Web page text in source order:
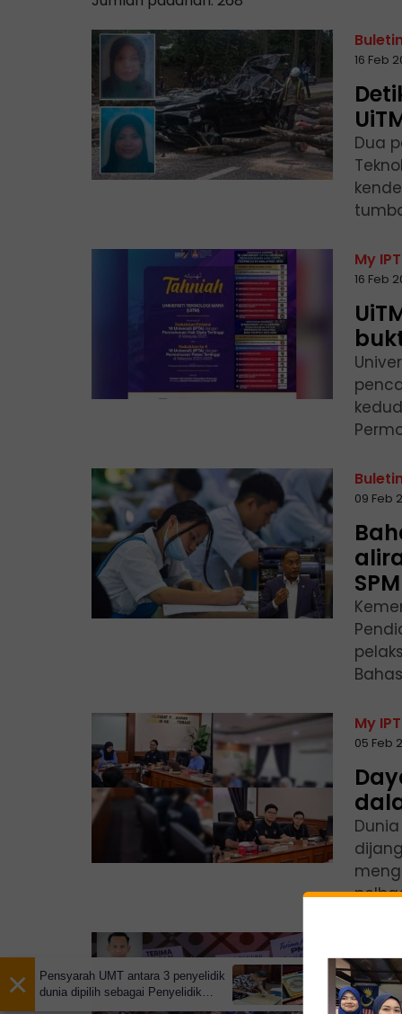
Buletin
16 Feb
Dua
My IPT
16 Feb
Buletin
09 Feb
SPM
My IPT
05 Feb
02 Feb
×
Pensyarah UMT antara 3 penyelidik
dunia dipilih sebagai Penyelidik
Tamu Institusi Diraja Arab Saudi